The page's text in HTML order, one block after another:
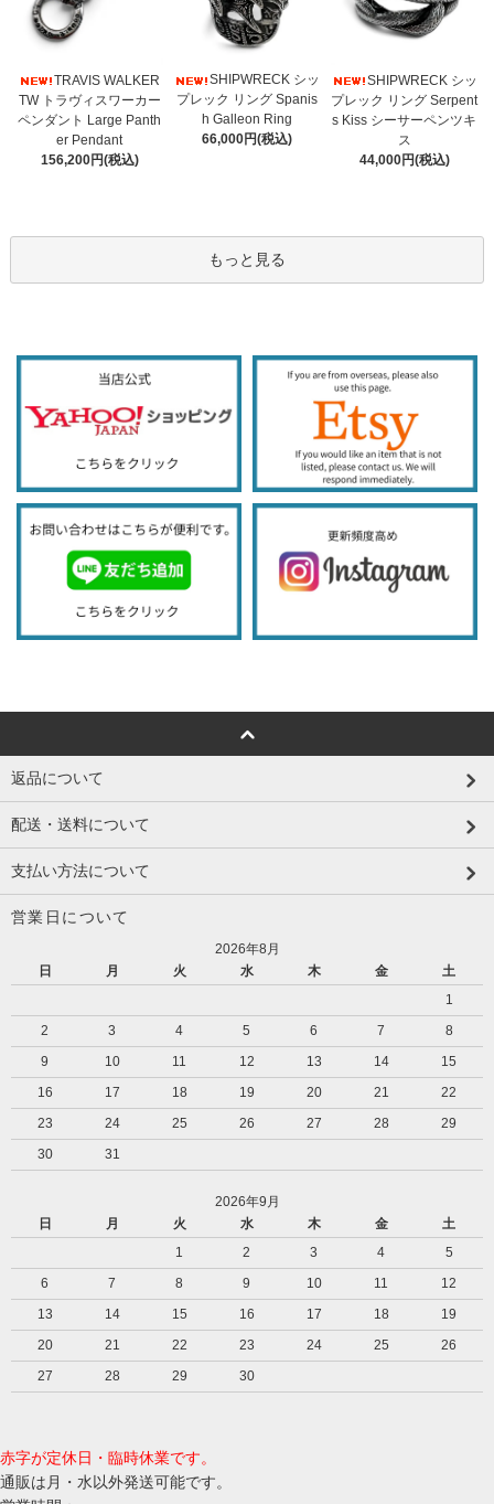
TRAVIS WALKER
TW トラヴィスワーカー
ペンダント Large Panth
er Pendant
156,200円(税込)
SHIPWRECK シッ
プレック リング Spanis
h Galleon Ring
66,000円(税込)
SHIPWRECK シッ
プレック リング Serpent
s Kiss シーサーペンツキ
ス
44,000円(税込)
もっと見る
返品について
配送・送料について
支払い方法について
営業日について
2026年8月
日
月 火 水 木 金
土
1
2
3 4 5 6 7
8
9
10 11 12 13 14
15
16
17 18 19 20 21
22
23
24 25 26 27 28
29
30
31
2026年9月
日
月 火 水 木 金
土
1
2 3 4
5
6
7 8 9 10 11
12
13
14 15 16 17 18
19
20
21 22 23 24 25
26
27
28 29 30
赤字が定休日・臨時休業です。
通販は月・水以外発送可能です。